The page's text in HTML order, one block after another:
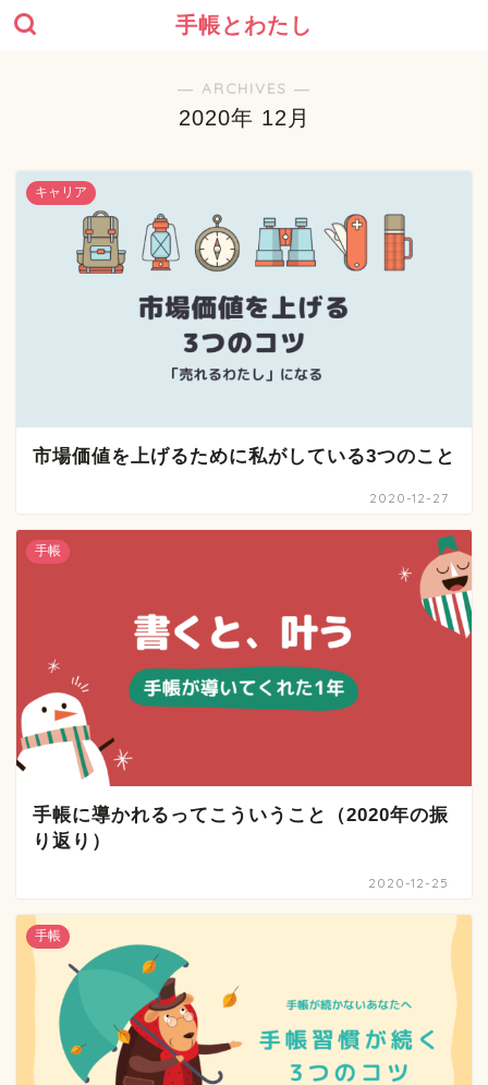
手帳とわたし
― ARCHIVES ―
2020年 12月
キャリア
市場価値を上げるために私がしている3つのこと
2020-12-27
手帳
手帳に導かれるってこういうこと（2020年の振
り返り）
2020-12-25
手帳